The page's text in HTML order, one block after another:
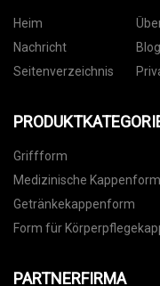
Heim
Nachricht
Blog
Seitenverzeichnis
Griffform
Medizinische Kappenform
Getränkekappenform
Form für
PARTNERFIRMA